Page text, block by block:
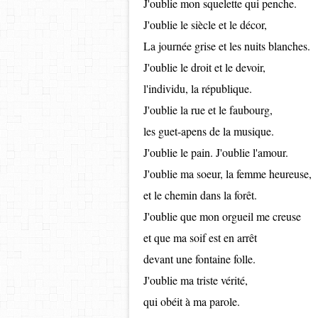
J'oublie mon squelette qui penche.
J'oublie le siècle et le décor,
La journée grise et les nuits blanches.
J'oublie le droit et le devoir,
l'individu, la république.
J'oublie la rue et le faubourg,
les guet-apens de la musique.
J'oublie le pain. J'oublie l'amour.
J'oublie ma soeur, la femme heureuse,
et le chemin dans la forêt.
J'oublie que mon orgueil me creuse
et que ma soif est en arrêt
devant une fontaine folle.
J'oublie ma triste vérité,
qui obéit à ma parole.